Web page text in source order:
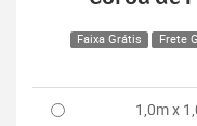
Faixa Grátis Frete
1,0m x